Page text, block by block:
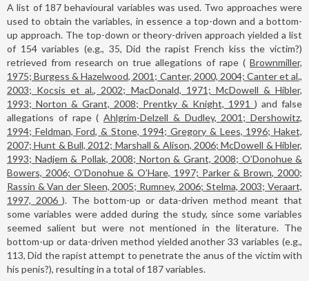
A list of 187 behavioural variables was used. Two approaches were
used to obtain the variables, in essence a top-down and a bottom-
up approach. The top-down or theory-driven approach yielded a list
of 154 variables (e.g., 35, Did the rapist French kiss the victim?)
retrieved from research on true allegations of rape ( Brownmiller,
1975; Burgess & Hazelwood, 2001; Canter, 2000, 2004; Canter et al.,
2003; Kocsis et al., 2002; MacDonald, 1971; McDowell & Hibler,
1993; Norton & Grant, 2008; Prentky & Knight, 1991 ) and false
allegations of rape ( Ahlgrim-Delzell & Dudley, 2001; Dershowitz,
1994; Feldman, Ford, & Stone, 1994; Gregory & Lees, 1996; Haket,
2007; Hunt & Bull, 2012; Marshall & Alison, 2006; McDowell & Hibler,
1993; Nadjem & Pollak, 2008; Norton & Grant, 2008; O’Donohue &
Bowers, 2006; O’Donohue & O’Hare, 1997; Parker & Brown, 2000;
Rassin & Van der Sleen, 2005; Rumney, 2006; Stelma, 2003; Veraart,
1997, 2006). The bottom-up or data-driven method meant that
some variables were added during the study, since some variables
seemed salient but were not mentioned in the literature. The
bottom-up or data-driven method yielded another 33 variables (e.g.,
113, Did the rapist attempt to penetrate the anus of the victim with
his penis?), resulting in a total of 187 variables.